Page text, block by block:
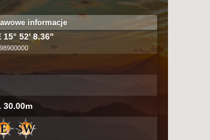
informacje
15° 52' 8.36''
30.00m